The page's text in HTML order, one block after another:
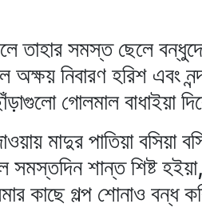
তাহার সমস্ত ছেলে
নিবারণ হরিশ এবং
গোলমাল বাধাইয়া
মাদুর পাতিয়া বসিয়া
সমস্তদিন শান্ত শিষ্ট
কাছে গল্প শোনাও বন্ধ